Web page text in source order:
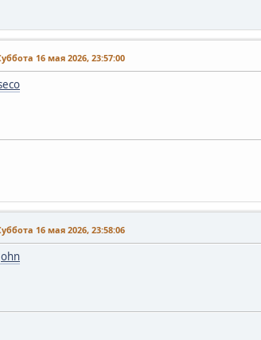
16 мая 2026, 23:57:00
16 мая 2026, 23:58:06